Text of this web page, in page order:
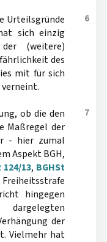
6
Urteilsgründe
sich einzig
(weitere)
des
mit für sich
7
ob die den
Maßregel der
- hier zumal
Aspekt BGH,
124/13, BGHSt
hingegen
der
Vielmehr hat